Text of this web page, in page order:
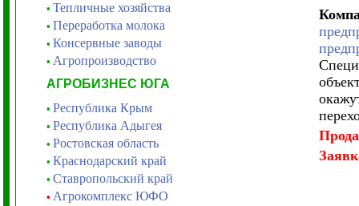
• Тепличные хозяйства
• Переработка молока
• Консервные заводы
• Агропроизводство
АГРОБИЗНЕС ЮГА
• Республика Крым
• Республика Адыгея
• Ростовская область
• Краснодарский край
• Ставропольский край
• Агрокомплекс ЮФО